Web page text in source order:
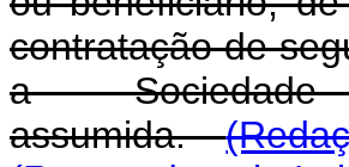
contratação de
a Sociedade
assumida.